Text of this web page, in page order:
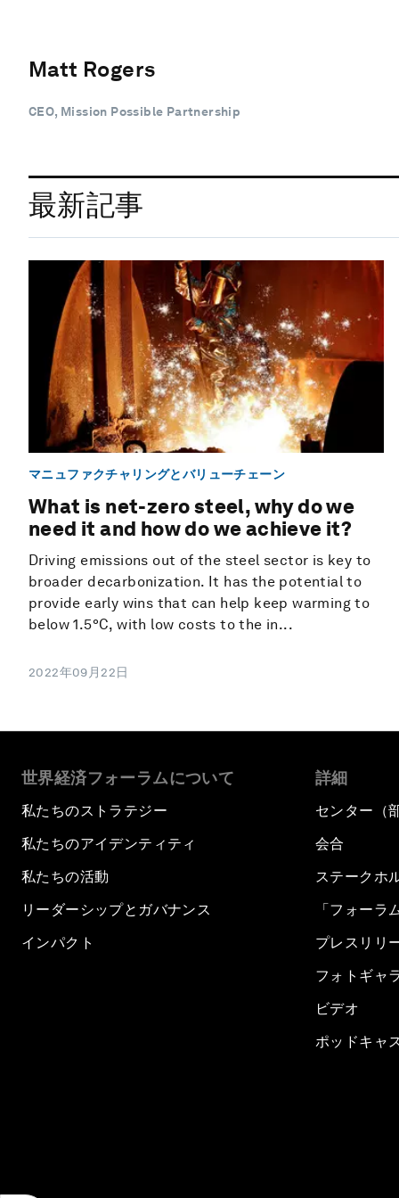
Matt Rogers
CEO, Mission Possible Partnership
最新記事
マニュファクチャリングとバリューチェーン
What is net-zero steel, why do we
need it and how do we achieve it?
Driving emissions out of the steel sector is key to
broader decarbonization. It has the potential to
provide early wins that can help keep warming to
below 1.5°C, with low costs to the in...
2022年09月22日
世界経済フォーラムについて
私たちのストラテジー
私たちのアイデンティティ
私たちの活動
リーダーシップとガバナンス
インパクト
詳細
センター（
会合
ステークホ
「フォーラ
プレスリリ
フォトギャ
ビデオ
ポッドキャ